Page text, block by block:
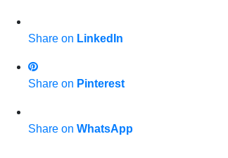
Share on LinkedIn
Share on Pinterest
Share on WhatsApp